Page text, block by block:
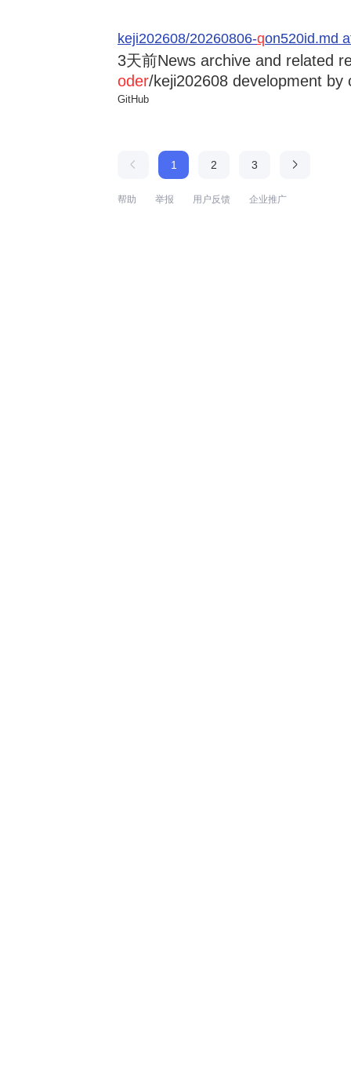
keji202608/20260806-qon520id.md
3天前News archive and related
oder/keji202608 development
GitHub
1 2 3
帮助 举报 用户反馈 企业推广